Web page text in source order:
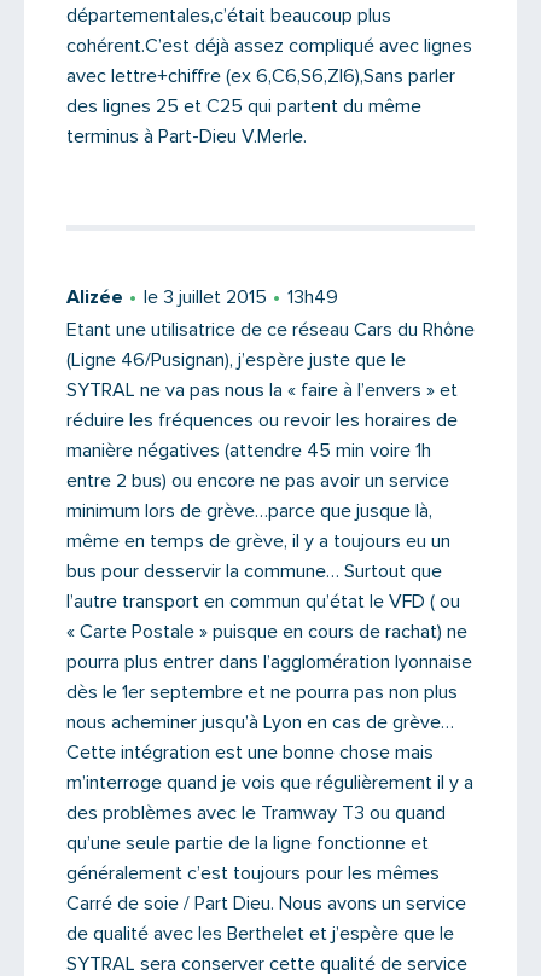
départementales,c’était beaucoup plus
cohérent.C’est déjà assez compliqué avec lignes
avec lettre+chiffre (ex 6,C6,S6,ZI6),Sans parler
des lignes 25 et C25 qui partent du même
terminus à Part-Dieu V.Merle.
Alizée le 3 juillet 2015
13h49
Etant une utilisatrice de ce réseau Cars du Rhône
(Ligne 46/Pusignan), j’espère juste que le
SYTRAL ne va pas nous la « faire à l’envers » et
réduire les fréquences ou revoir les horaires de
manière négatives (attendre 45 min voire 1h
entre 2 bus) ou encore ne pas avoir un service
minimum lors de grève…parce que jusque là,
même en temps de grève, il y a toujours eu un
bus pour desservir la commune… Surtout que
l’autre transport en commun qu’état le VFD ( ou
« Carte Postale » puisque en cours de rachat) ne
pourra plus entrer dans l’agglomération lyonnaise
dès le 1er septembre et ne pourra pas non plus
nous acheminer jusqu’à Lyon en cas de grève…
Cette intégration est une bonne chose mais
m’interroge quand je vois que régulièrement il y a
des problèmes avec le Tramway T3 ou quand
qu’une seule partie de la ligne fonctionne et
généralement c’est toujours pour les mêmes
Carré de soie / Part Dieu. Nous avons un service
de qualité avec les Berthelet et j’espère que le
SYTRAL sera conserver cette qualité de service